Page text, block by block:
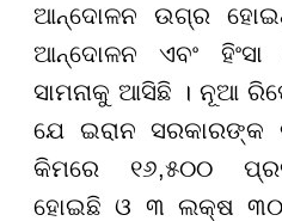
ଆନ୍ଦୋଳନ ଉଗ୍ର
ଆନ୍ଦୋଳନ ଏବଂ
ସାମନାକୁ ଆସିଛି । ନୂଆ
ଯେ ଇରାନ ସରକାରଙ୍କ
କିମରେ ୧୬,୫୦୦
ହୋଇଛି ଓ ୩ ଲକ୍ଷ ୩୦